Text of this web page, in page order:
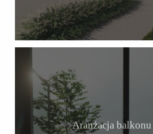
Aranżacja balkonu